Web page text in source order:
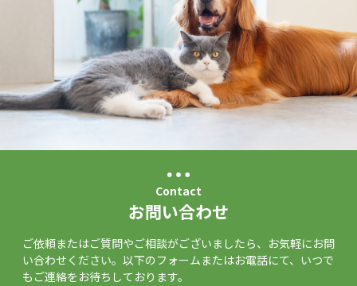
Contact
お問い合わせ
ご依頼またはご質問やご相談がございましたら、お気軽にお問
い合わせください。以下のフォームまたはお電話にて、いつで
もご連絡をお待ちしております。